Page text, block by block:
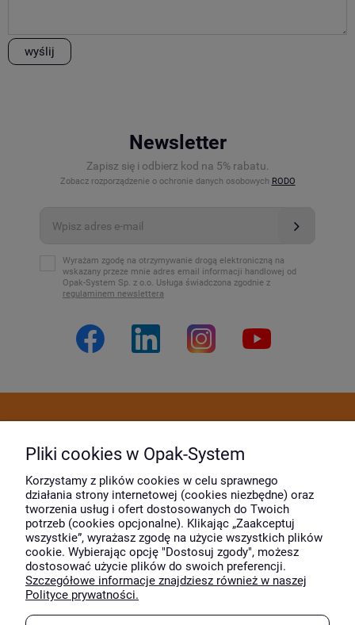
wyślij
Newsletter
Zapisz się i odbierz kod na 5% rabatu.
Zobacz rozporządzenie o ochronie danych osobowych RODO
Wyrażam zgodę na otrzymywanie drogą elektroniczną na
wskazany przeze mnie adres email informacji handlowej od
Opak-System Sp. z o.o. Usługa świadczona zgodnie z
regulaminem newslettera
Moje konto
O firmie
Wyróżnili nas
Pliki cookies w Opak-System
Korzystamy z plików cookies w celu sprawnego
działania strony internetowej (cookies niezbędne) oraz
tworzenia usług i ofert dostosowanych do Twoich
potrzeb (cookies opcjonalne). Klikając „Zaakceptuj
wszystkie”, wyrażasz zgodę na użycie wszystkich plików
cookie. Wybierając opcję "Dostosuj zgody", możesz
dostosować użycie plików do swoich preferencji.
Szczegółowe informacje znajdziesz również w naszej
Polityce prywatności.